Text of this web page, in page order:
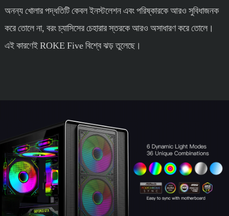
অনন্য খোলার পদ্ধতিটি কেবল ইনস্টলেশন এবং পরিষ্কারকে আরও সুবিধাজনক
করে তোলে না, বরং চ্যাসিসের চেহারার স্তরকে আরও অসাধারণ করে তোলে।
এই কারণেই ROKE Five বিশ্বে ঝড় তুলেছে।